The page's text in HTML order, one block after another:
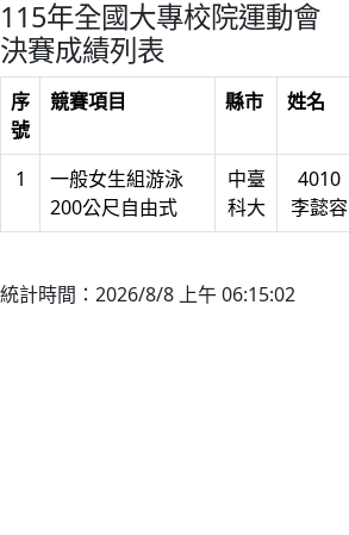
115年全國大專校院運動會
決賽成績列表
序
號
競賽項目 縣市 姓名
1
一般女生組游泳
200公尺自由式
中臺
科大
4010
李懿容
統計時間：2026/8/8 上午 06:15:02